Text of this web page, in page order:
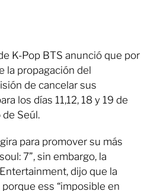
K-Pop BTS anunció que por
la propagación del
de cancelar sus
los días 11,12, 18 y 19 de
Seúl.
para promover su más
7”, sin embargo, la
dijo que la
ess “imposible en